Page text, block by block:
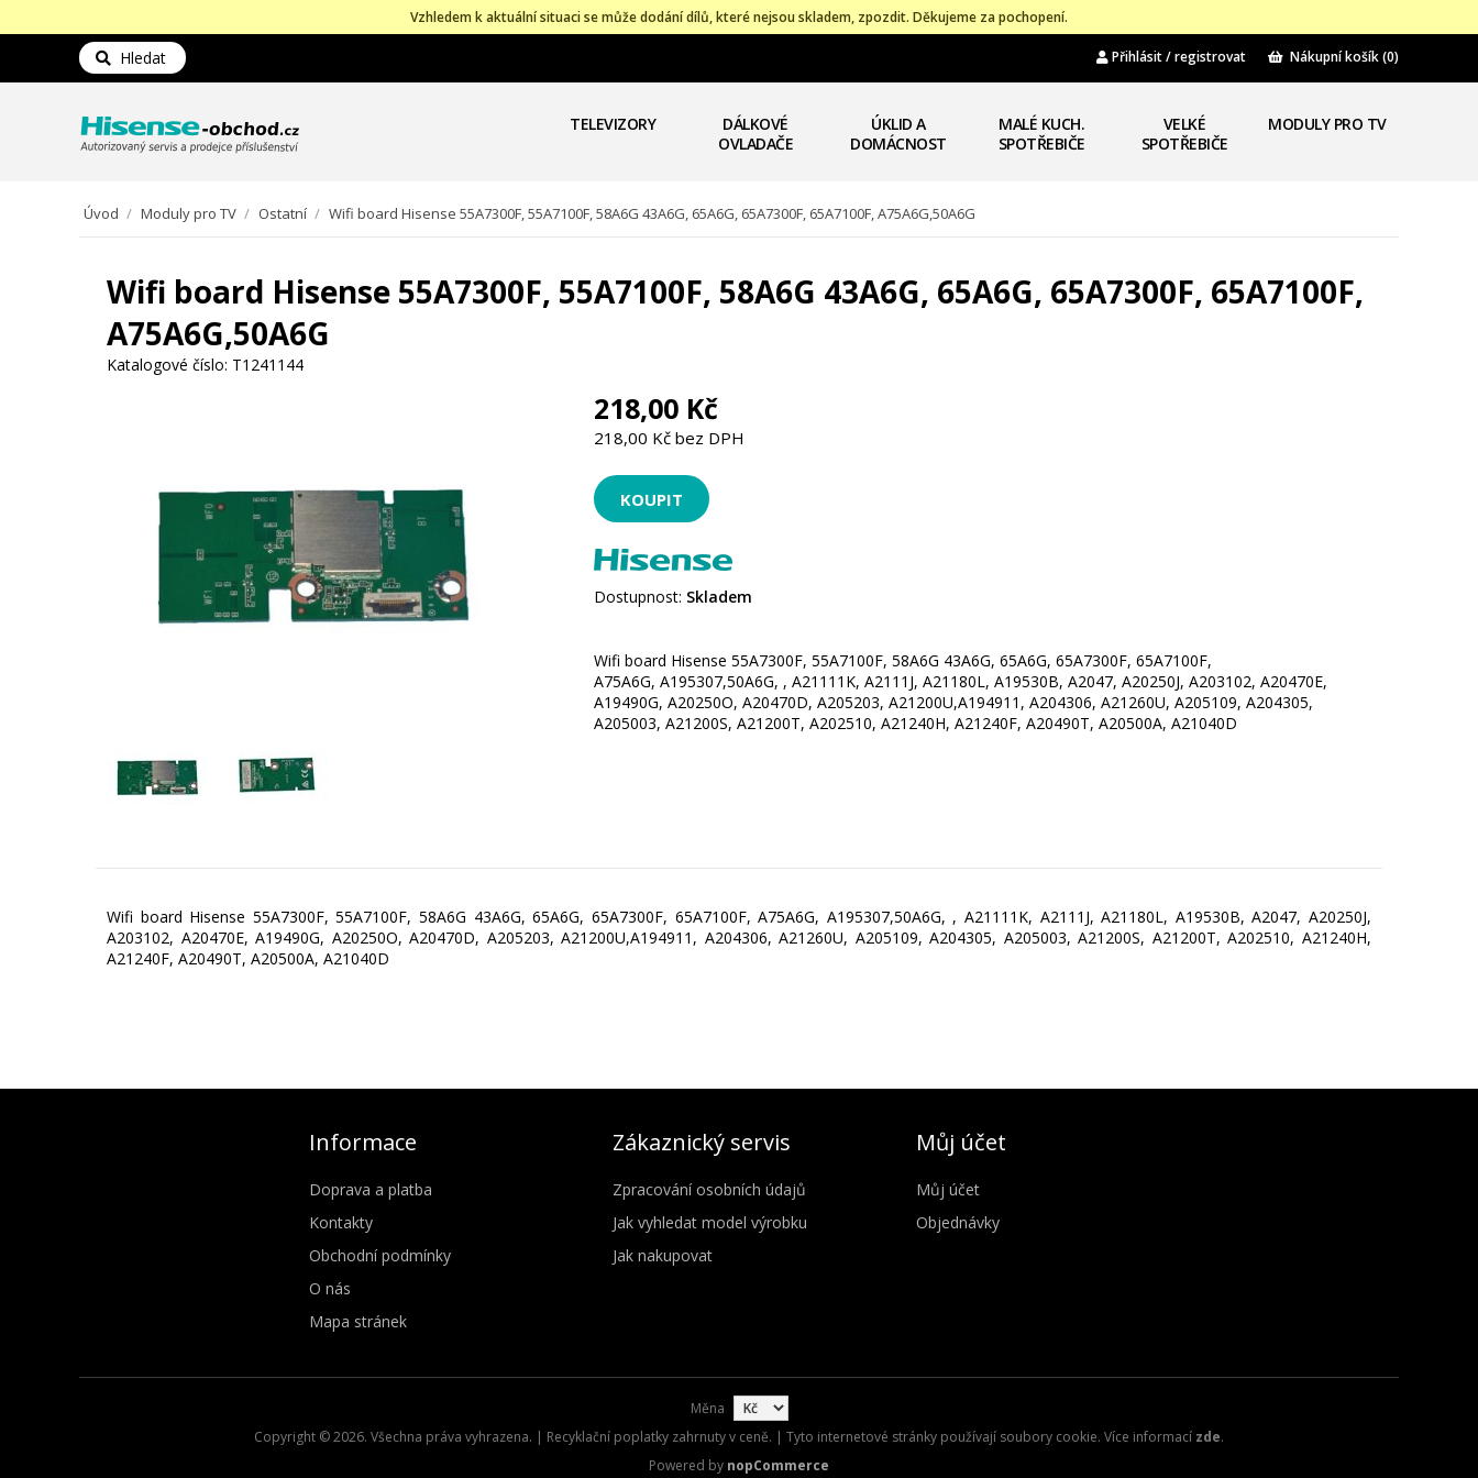
Vzhledem k aktuální situaci se může dodání dílů, které nejsou skladem, zpozdit. Děkujeme za pochopení.
Hledat Přihlásit / registrovat Nákupní košík(0)
TELEVIZORY
DÁLKOVÉ
OVLADAČE
ÚKLID A
DOMÁCNOST
MALÉ KUCH.
SPOTŘEBIČE
VELKÉ
SPOTŘEBIČE
MODULY PRO TV
Úvod / Moduly pro TV / Ostatní / Wifi board Hisense 55A7300F, 55A7100F, 58A6G 43A6G, 65A6G, 65A7300F, 65A7100F, A75A6G,50A6G
Wifi board Hisense 55A7300F, 55A7100F, 58A6G 43A6G, 65A6G, 65A7300F, 65A7100F,
A75A6G,50A6G
Katalogové číslo: T1241144
218,00 Kč
218,00 Kč bez DPH
Dostupnost: Skladem
Wifi board Hisense 55A7300F, 55A7100F, 58A6G 43A6G, 65A6G, 65A7300F, 65A7100F,
A75A6G, A195307,50A6G, , A21111K, A2111J, A21180L, A19530B, A2047, A20250J, A203102, A20470E,
A19490G, A20250O, A20470D, A205203, A21200U,A194911, A204306, A21260U, A205109, A204305,
A205003, A21200S, A21200T, A202510, A21240H, A21240F, A20490T, A20500A, A21040D
Wifi board Hisense 55A7300F, 55A7100F, 58A6G 43A6G, 65A6G, 65A7300F, 65A7100F, A75A6G, A195307,50A6G, , A21111K, A2111J, A21180L, A19530B, A2047, A20250J,
A203102, A20470E, A19490G, A20250O, A20470D, A205203, A21200U,A194911, A204306, A21260U, A205109, A204305, A205003, A21200S, A21200T, A202510, A21240H,
A21240F, A20490T, A20500A, A21040D
Informace
Doprava a platba
Kontakty
Obchodní podmínky
O nás
Mapa stránek
Zákaznický servis
Zpracování osobních údajů
Jak vyhledat model výrobku
Jak nakupovat
Můj účet
Můj účet
Objednávky
Měna
Copyright © 2026. Všechna práva vyhrazena. | Recyklační poplatky zahrnuty v ceně. | Tyto internetové stránky používají soubory cookie. Více informací zde.
Powered by nopCommerce